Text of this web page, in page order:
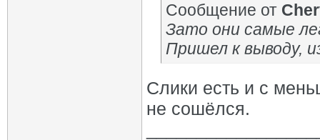
Сообщение от
Зато они самые
Пришел к выводу,
Слики есть и с
не сошёлся.